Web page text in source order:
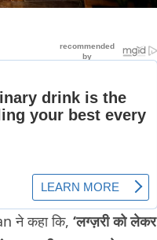
ने कहा कि, ‘लग्ज़री को लेकर